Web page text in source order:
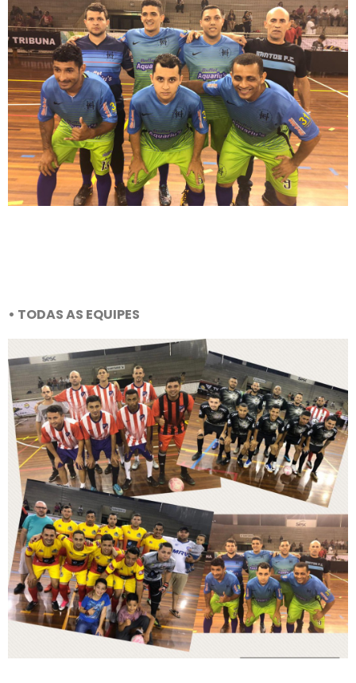
• TODAS AS EQUIPES